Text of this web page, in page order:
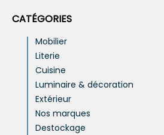
CATÉGORIES
Mobilier
Literie
Cuisine
Luminaire & décoration
Extérieur
Nos marques
Destockage